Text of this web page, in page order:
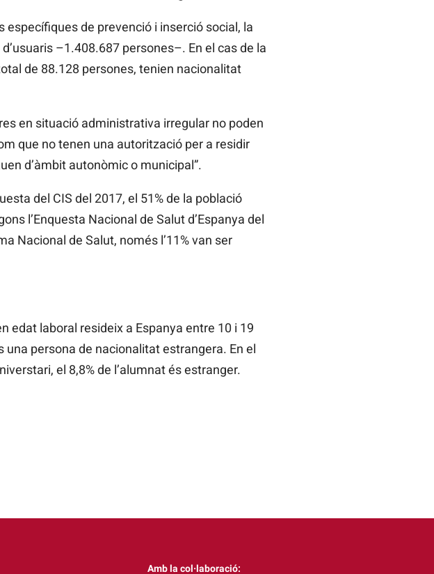
de prevenció i inserció social, la
–1.408.687 persones–. En el cas de la
de 88.128 persones, tenien nacionalitat
en situació administrativa irregular no poden
que no tenen una autorització per a residir
d’àmbit autonòmic o municipal”.
del CIS del 2017, el 51% de la població
l’Enquesta Nacional de Salut d’Espanya del
Nacional de Salut, només l’11% van ser
edat laboral resideix a Espanya entre 10 i 19
una persona de nacionalitat estrangera. En el
el 8,8% de l’alumnat és estranger.
Amb la col·laboració: